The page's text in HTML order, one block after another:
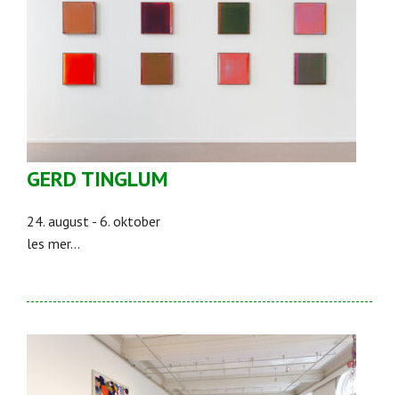
GERD TINGLUM
24. august - 6. oktober
les mer...